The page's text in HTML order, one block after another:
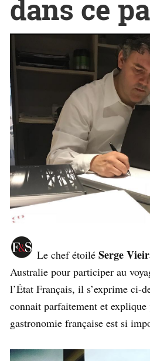
dans ce
Le chef étoilé Serge
Australie pour participer au
l’État Français, il s’exprime ci-
connait parfaitement et
gastronomie française est si